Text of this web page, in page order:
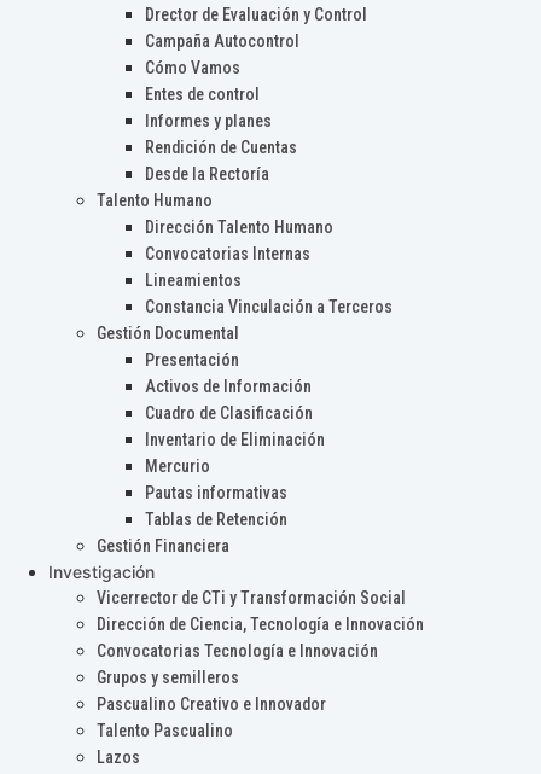
Drector de Evaluación y Control
Campaña Autocontrol
Cómo Vamos
Entes de control
Informes y planes
Rendición de Cuentas
Desde la Rectoría
Talento Humano
Dirección Talento Humano
Convocatorias Internas
Lineamientos
Constancia Vinculación a Terceros
Gestión Documental
Presentación
Activos de Información
Cuadro de Clasificación
Inventario de Eliminación
Mercurio
Pautas informativas
Tablas de Retención
Gestión Financiera
Investigación
Vicerrector de CTi y Transformación Social
Dirección de Ciencia, Tecnología e Innovación
Convocatorias Tecnología e Innovación
Grupos y semilleros
Pascualino Creativo e Innovador
Talento Pascualino
Lazos